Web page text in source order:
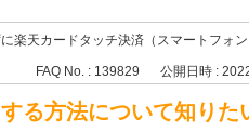
楽天カードタッチ決済（スマートフォ
FAQ No. : 139829 公開日時 :
る方法について知りた